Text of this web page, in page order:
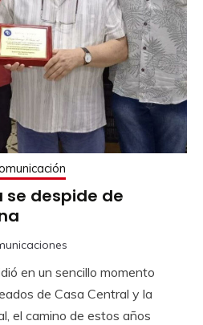
se despide de
en un sencillo momento
de Casa Central y la
el camino de estos años